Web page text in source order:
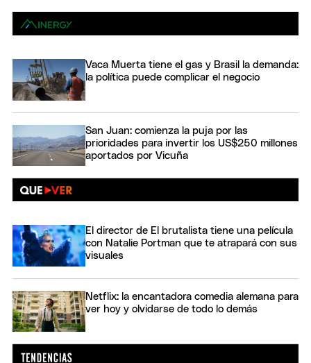
Vaca Muerta tiene el gas y Brasil la demanda:
la política puede complicar el negocio
San Juan: comienza la puja por las
prioridades para invertir los US$250 millones
aportados por Vicuña
El director de El brutalista tiene una película
con Natalie Portman que te atrapará con sus
visuales
Netflix: la encantadora comedia alemana para
ver hoy y olvidarse de todo lo demás